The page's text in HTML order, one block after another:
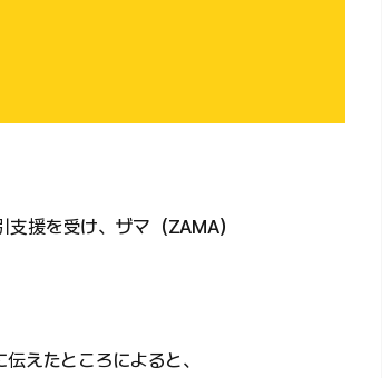
援を受け、ザマ（ZAMA）
えたところによると、